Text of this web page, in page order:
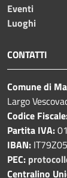
Eventi
Luoghi
CONTATTI
Comune di
Largo
Codice
Partita IVA:
IBAN:
PEC:
Centralino